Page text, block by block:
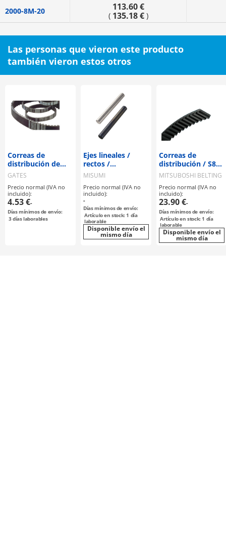
2000-8M-20 113.60 €
( 135.18 €)
Las personas que vieron este producto
también vieron estos otros
Correas de
distribución de
alto rendimiento /
Powergrip /
HTD#M / CR
(neopreno) / fibra
de vidrio / GATES /
“ISO 9563
GATES
Precio normal (IVA no
incluido):
4.53 €-
Días mínimos de envío:
3días laborables
Ejes lineales /
rectos /
mecanizado
seleccionable
MISUMI
Precio normal (IVA no
incluido):
-
Días mínimos de envío:
Artículo en stock: 1 día
laborable
Disponible envío el
mismo día
Correas de
distribución / S8M
/ Goma / Fibra de
vidrio /
MITSUBOSHI
BELTING
MITSUBOSHI BELTING
Precio normal (IVA no
incluido):
23.90 €-
Días mínimos de envío:
Artículo en stock: 1 día
laborable
Disponible envío el
mismo día